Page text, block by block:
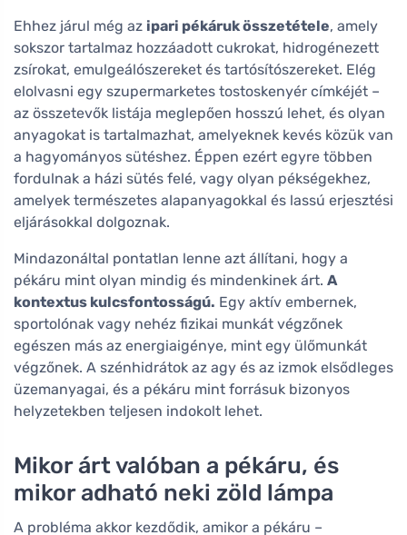
Ehhez járul még az ipari pékáruk összetétele, amely
sokszor tartalmaz hozzáadott cukrokat, hidrogénezett
zsírokat, emulgeálószereket és tartósítószereket. Elég
elolvasni egy szupermarketes tostoskenyér címkéjét –
az összetevők listája meglepően hosszú lehet, és olyan
anyagokat is tartalmazhat, amelyeknek kevés közük van
a hagyományos sütéshez. Éppen ezért egyre többen
fordulnak a házi sütés felé, vagy olyan pékségekhez,
amelyek természetes alapanyagokkal és lassú erjesztési
eljárásokkal dolgoznak.
Mindazonáltal pontatlan lenne azt állítani, hogy a
pékáru mint olyan mindig és mindenkinek árt. A
kontextus kulcsfontosságú. Egy aktív embernek,
sportolónak vagy nehéz fizikai munkát végzőnek
egészen más az energiaigénye, mint egy ülőmunkát
végzőnek. A szénhidrátok az agy és az izmok elsődleges
üzemanyagai, és a pékáru mint forrásuk bizonyos
helyzetekben teljesen indokolt lehet.
Mikor árt valóban a pékáru, és
mikor adható neki zöld lámpa
A probléma akkor kezdődik, amikor a pékáru –